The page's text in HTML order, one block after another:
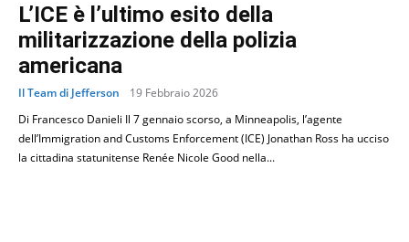
L’ICE è l’ultimo esito della
militarizzazione della polizia
americana
Il Team di Jefferson
19 Febbraio 2026
Di Francesco Danieli Il 7 gennaio scorso, a Minneapolis, l’agente
dell’Immigration and Customs Enforcement (ICE) Jonathan Ross ha ucciso
la cittadina statunitense Renée Nicole Good nella...